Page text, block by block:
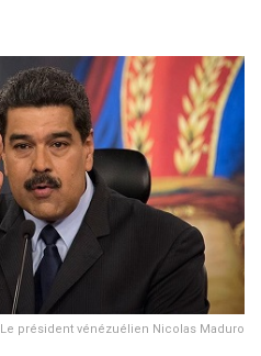
Le président vénézuélien Nicolas Maduro